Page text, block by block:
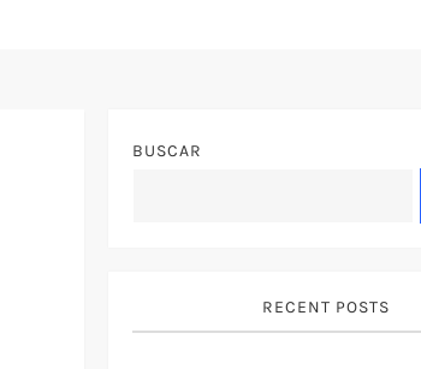
BUSCAR
RECENT POSTS